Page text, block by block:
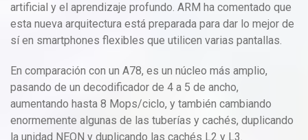
artificial y el aprendizaje profundo. ARM ha comentado que
esta nueva arquitectura está preparada para dar lo mejor de
sí en smartphones flexibles que utilicen varias pantallas.
En comparación con un A78, es un núcleo más amplio,
pasando de un decodificador de 4 a 5 de ancho,
aumentando hasta 8 Mops/ciclo, y también cambiando
enormemente algunas de las tuberías y cachés, duplicando
la unidad NEON y duplicando las cachés L2 y L3.